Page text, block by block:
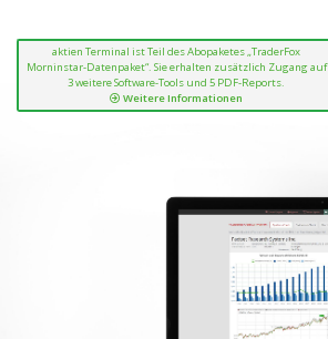
aktien Terminal ist Teil des Abopaketes „TraderFox
Morninstar-Datenpaket“. Sie erhalten zusätzlich Zugang auf
3 weitere Software-Tools und 5 PDF-Reports.
Weitere Informationen